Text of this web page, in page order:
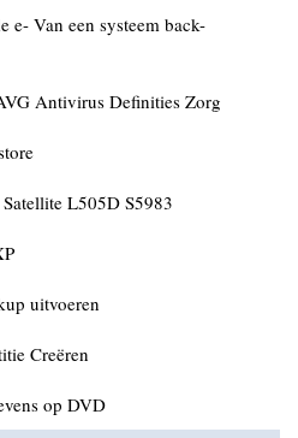
e- Van een systeem back-
Antivirus Definities Zorg
L505D S5983
uitvoeren
Creëren
op DVD